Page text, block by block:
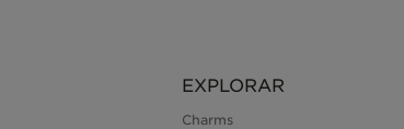
EXPLORAR
Charms